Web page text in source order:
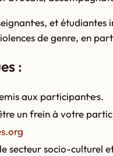
et
de genre, en
:
aux participant·e·s.
un frein à votre
secteur socio-culturel